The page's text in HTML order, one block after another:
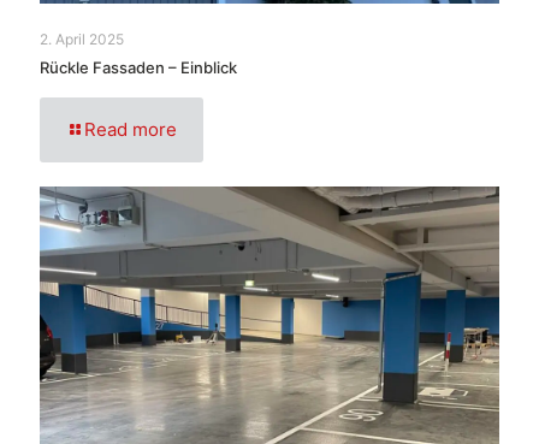
2. April 2025
Rückle Fassaden – Einblick
Read more